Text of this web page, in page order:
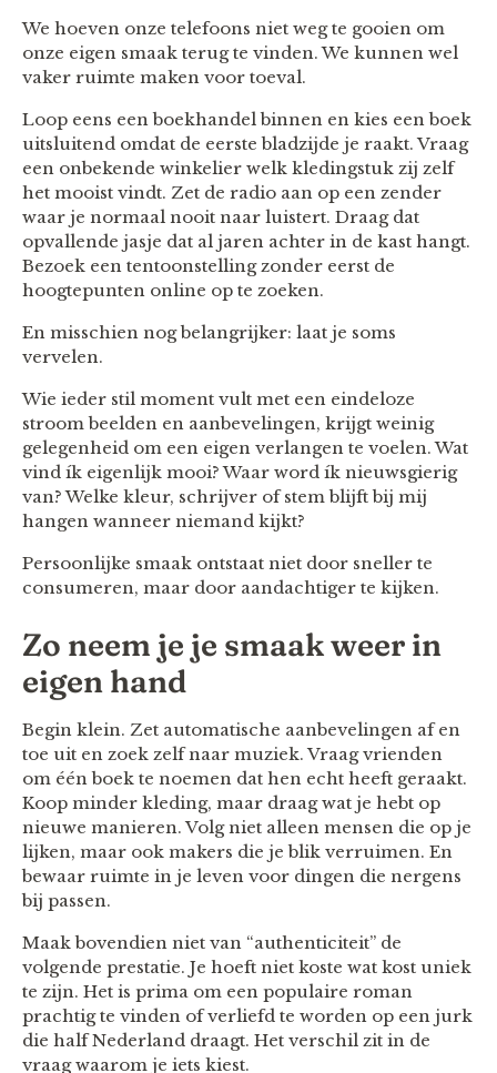
We hoeven onze telefoons niet weg te gooien om
onze eigen smaak terug te vinden. We kunnen wel
vaker ruimte maken voor toeval.
Loop eens een boekhandel binnen en kies een boek
uitsluitend omdat de eerste bladzijde je raakt. Vraag
een onbekende winkelier welk kledingstuk zij zelf
het mooist vindt. Zet de radio aan op een zender
waar je normaal nooit naar luistert. Draag dat
opvallende jasje dat al jaren achter in de kast hangt.
Bezoek een tentoonstelling zonder eerst de
hoogtepunten online op te zoeken.
En misschien nog belangrijker: laat je soms
vervelen.
Wie ieder stil moment vult met een eindeloze
stroom beelden en aanbevelingen, krijgt weinig
gelegenheid om een eigen verlangen te voelen. Wat
vind ík eigenlijk mooi? Waar word ík nieuwsgierig
van? Welke kleur, schrijver of stem blijft bij mij
hangen wanneer niemand kijkt?
Persoonlijke smaak ontstaat niet door sneller te
consumeren, maar door aandachtiger te kijken.
Zo neem je je smaak weer in
eigen hand
Begin klein. Zet automatische aanbevelingen af en
toe uit en zoek zelf naar muziek. Vraag vrienden
om één boek te noemen dat hen echt heeft geraakt.
Koop minder kleding, maar draag wat je hebt op
nieuwe manieren. Volg niet alleen mensen die op je
lijken, maar ook makers die je blik verruimen. En
bewaar ruimte in je leven voor dingen die nergens
bij passen.
Maak bovendien niet van “authenticiteit” de
volgende prestatie. Je hoeft niet koste wat kost uniek
te zijn. Het is prima om een populaire roman
prachtig te vinden of verliefd te worden op een jurk
die half Nederland draagt. Het verschil zit in de
vraag waarom je iets kiest.